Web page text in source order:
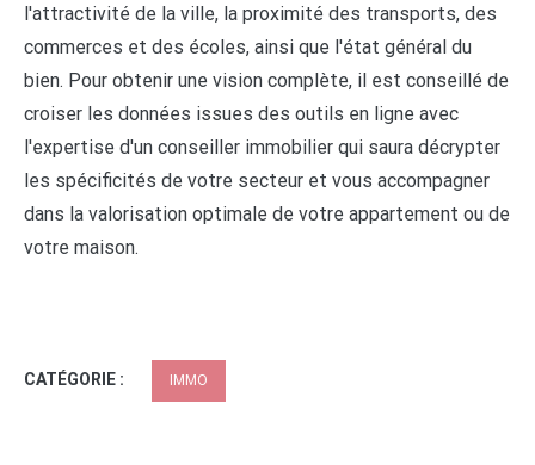
l'attractivité de la ville, la proximité des transports, des
commerces et des écoles, ainsi que l'état général du
bien. Pour obtenir une vision complète, il est conseillé de
croiser les données issues des outils en ligne avec
l'expertise d'un conseiller immobilier qui saura décrypter
les spécificités de votre secteur et vous accompagner
dans la valorisation optimale de votre appartement ou de
votre maison.
CATÉGORIE : IMMO